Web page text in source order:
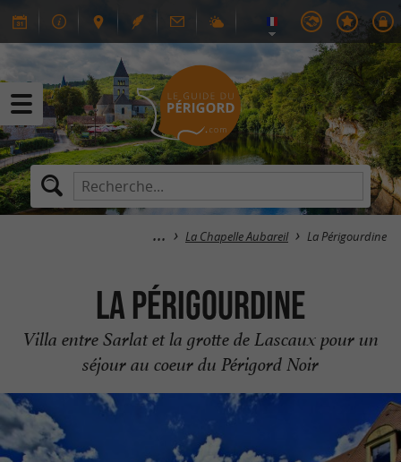
La Chapelle Aubareil La Périgourdine
La Périgourdine
Villa entre Sarlat et la grotte de Lascaux pour un
séjour au coeur du Périgord Noir